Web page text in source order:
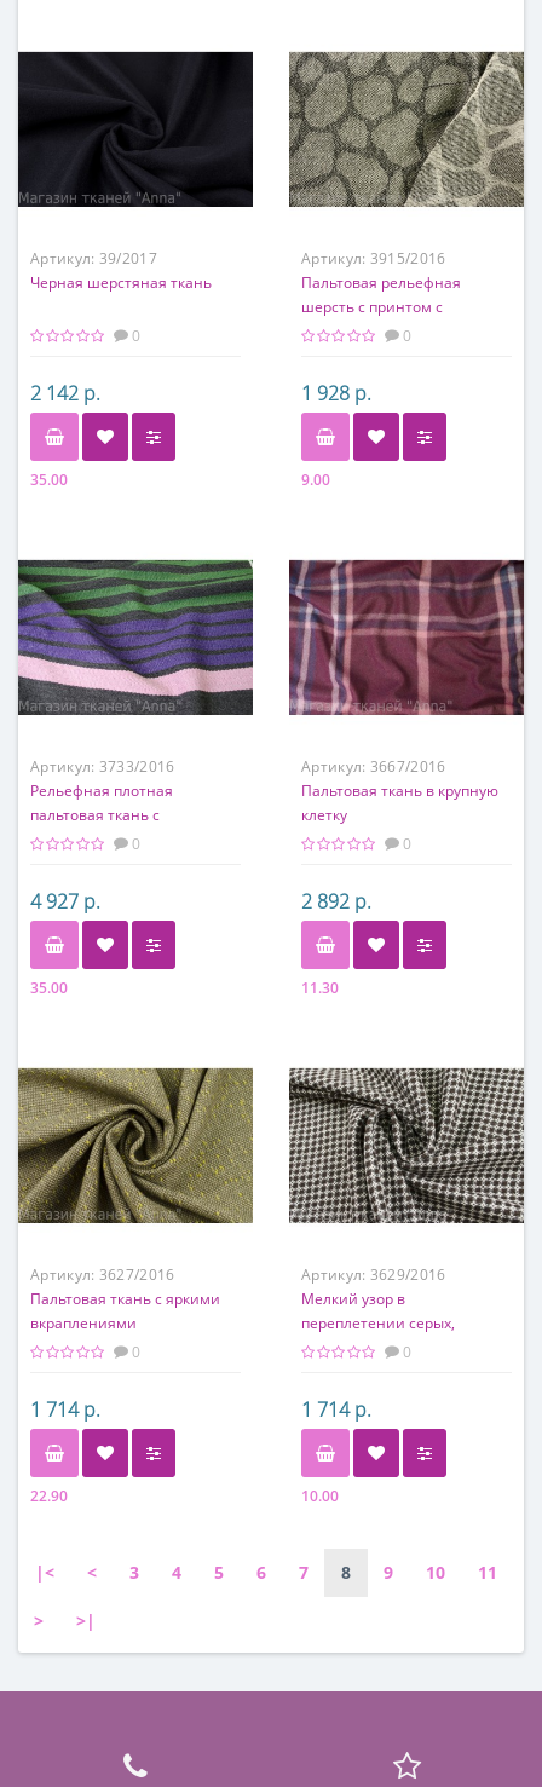
Артикул: 39/2017
Черная шерстяная ткань
0
2 142 р.
35.00
Артикул: 3915/2016
Пальтовая рельефная
шерсть с принтом с
диагональной выработкой в
0
1 928 р.
9.00
Артикул: 3733/2016
Рельефная плотная
пальтовая ткань с
поперечными полосами
0
4 927 р.
35.00
Артикул: 3667/2016
Пальтовая ткань в крупную
клетку
0
2 892 р.
11.30
Артикул: 3627/2016
Пальтовая ткань с яркими
вкраплениями
0
1 714 р.
22.90
Артикул: 3629/2016
Мелкий узор в
переплетении серых,
коричневых и молочных
0
1 714 р.
10.00
|< < 3 4 5 6 7 8 9 10 11
> >|